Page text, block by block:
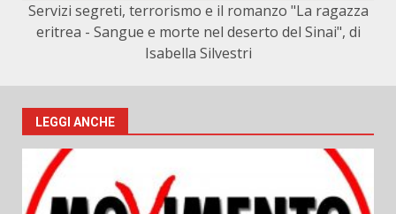
Servizi segreti, terrorismo e il romanzo "La ragazza
eritrea - Sangue e morte nel deserto del Sinai", di
Isabella Silvestri
LEGGI ANCHE